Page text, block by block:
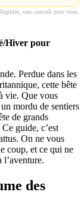
sans surcoût pour vous.
Hiver pour
Perdue dans les
cette bête
vie. Que vous
mordu de sentiers
de grands
guide, c’est
On ne vous
coup, et ce qui ne
des